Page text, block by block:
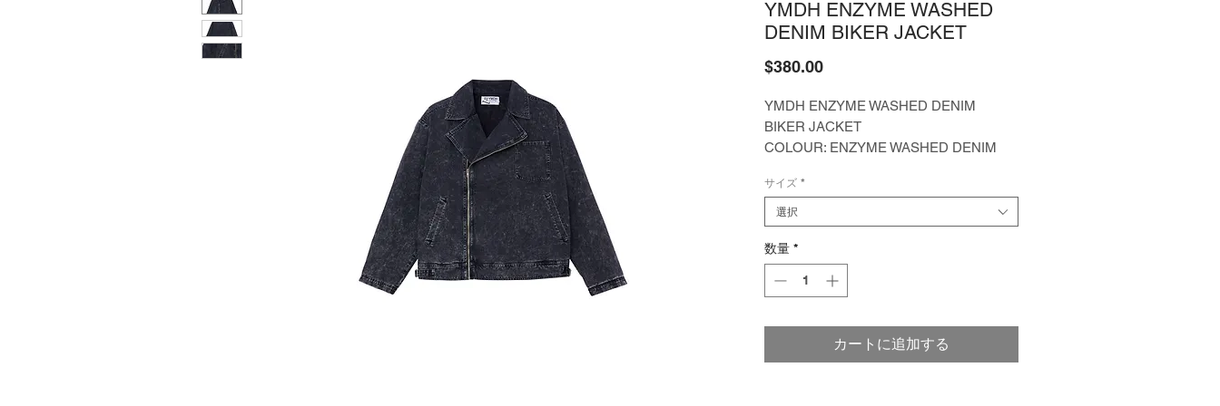
YMDH ENZYME WASHED
DENIM BIKER JACKET
$380.00価
YMDH ENZYME WASHED DENIM
BIKER JACKET
COLOUR: ENZYME WASHED DENIM
100% COTTON
SIZE: 0/1
サイズ *
選択
数量 *
カートに追加する